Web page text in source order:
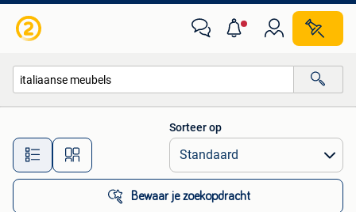
Alle afstanden…
Sorteer op
Bewaar je zoekopdracht